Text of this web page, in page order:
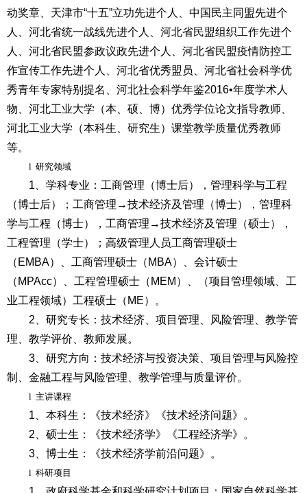
动奖章 、天津市“十五”立功先进个人、中国民主同盟先进个
人、河北省统一战线先进个人、河北省民盟组织工作先进个
人、河北省民盟参政议政先进个人、河北省民盟疫情防控工
作宣传工作先进个人、河北省优秀盟员、河北省社会科学优
秀青年专家特别提名、河北社会科学年鉴2016•年度学术人
物、河北工业大学（本、硕、博）优秀学位论文指导教师、
河北工业大学（本科生、研究生）课堂教学质量优秀教师
等。
l 研究领域
1 、学科专业： 工商管理（博士后），管理科学与工程
（博士后）；工商管理→技术经济及管理（博士），管理科
学与工程（博士），工商管理→技术经济及管理（硕士），
工程管理（学士）；高级管理人员工商管理硕士
（EMBA）、工商管理硕士（MBA）、会计硕士
（MPAcc）、工程管理硕士（MEM）、（项目管理领域、工
业工程领域）工程硕士（ME）。
2 、研究专长： 技术经济、项目管理、风险管理、教学管
理、教学评价、教师发展。
3 、研究方向： 技术经济与投资决策、项目管理与风险控
制、金融工程与风险管理、教学管理与质量评价。
l 主讲课程
1 、本科生：
《技术经济》《技术经济问题》。
2 、硕士生：
《技术经济学》《工程经济学》。
3 、博士生： 《技术经济学前沿问题》。
l 科研项目